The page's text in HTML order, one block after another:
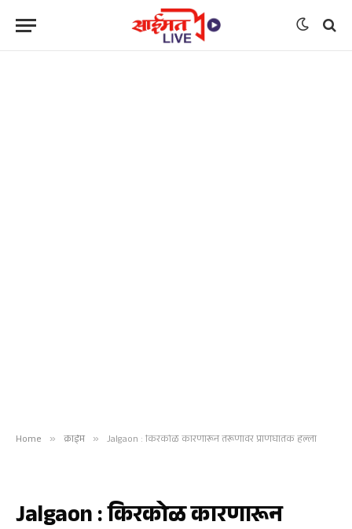
Home » क्राईम » Jalgaon : किरकोळ कारणारून तरूणावर प्राणघातक हल्ला
Jalgaon : किरकोळ कारणारून